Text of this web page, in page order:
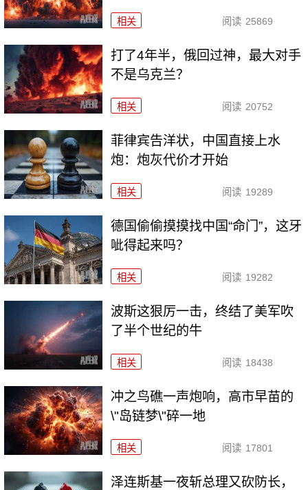
相关 阅读 25869
打了4年半，俄回过神，最大对手
不是乌克兰？
相关 阅读 20752
菲律宾告洋状，中国直接上水
炮：炮灰代价才开始
相关 阅读 19289
德国偷偷摸摸找中国“命门”，这牙
呲得起来吗？
相关 阅读 19282
波斯这狠厉一击，终结了美军吹
了半个世纪的牛
相关 阅读 18438
冲之鸟礁一声炮响，高市早苗的
\"岛链梦\"碎一地
相关 阅读 17801
泽连斯基一夜斩总理又砍防长，